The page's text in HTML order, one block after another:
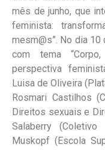
mês de junho, que
feminista:
mesm@s”. No dia 10
com tema
perspectiva
Luisa de Oliveira
Rosmari Castilhos
Direitos sexuais e
Salaberry
Muskopf (Escola